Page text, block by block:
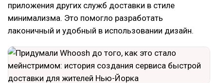
приложения других служб доставки в стиле
минимализма. Это помогло разработать
лаконичный и удобный в использовании дизайн.